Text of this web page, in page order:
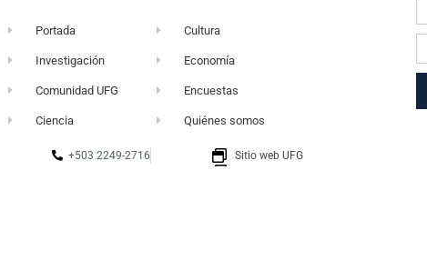
Portada
Investigación
Comunidad UFG
Ciencia
Cultura
Economía
Encuestas
Quiénes somos
+503 2249-2716
Sitio web UFG